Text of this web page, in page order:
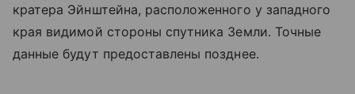
кратера Эйнштейна, расположенного у западного
края видимой стороны спутника Земли. Точные
данные будут предоставлены позднее.